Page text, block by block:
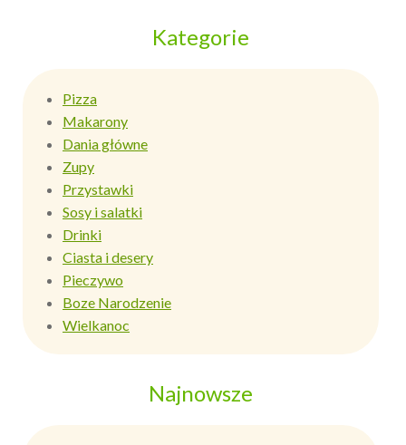
Kategorie
Pizza
Makarony
Dania główne
Zupy
Przystawki
Sosy i salatki
Drinki
Ciasta i desery
Pieczywo
Boze Narodzenie
Wielkanoc
Najnowsze